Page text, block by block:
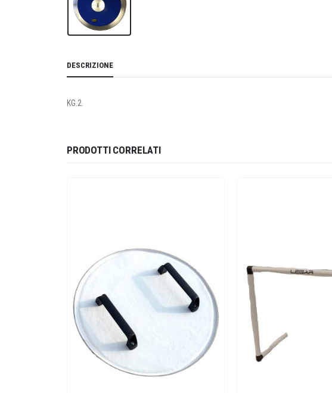
DESCRIZIONE
KG.2.
PRODOTTI CORRELATI